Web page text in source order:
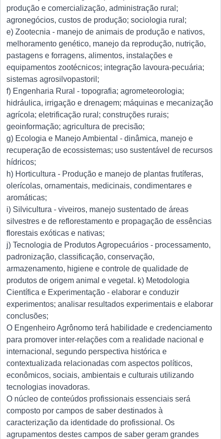
produção e comercialização, administração rural;
agronegócios, custos de produção; sociologia rural;
e) Zootecnia - manejo de animais de produção e nativos,
melhoramento genético, manejo da reprodução, nutrição,
pastagens e forragens, alimentos, instalações e
equipamentos zootécnicos; integração lavoura-pecuária;
sistemas agrosilvopastoril;
f) Engenharia Rural - topografia; agrometeorologia;
hidráulica, irrigação e drenagem; máquinas e mecanização
agrícola; eletrificação rural; construções rurais;
geoinformação; agricultura de precisão;
g) Ecologia e Manejo Ambiental - dinâmica, manejo e
recuperação de ecossistemas; uso sustentável de recursos
hídricos;
h) Horticultura - Produção e manejo de plantas frutíferas,
olerícolas, ornamentais, medicinais, condimentares e
aromáticas;
i) Silvicultura - viveiros, manejo sustentado de áreas
silvestres e de reflorestamento e propagação de essências
florestais exóticas e nativas;
j) Tecnologia de Produtos Agropecuários - processamento,
padronização, classificação, conservação,
armazenamento, higiene e controle de qualidade de
produtos de origem animal e vegetal. k) Metodologia
Científica e Experimentação - elaborar e conduzir
experimentos; analisar resultados experimentais e elaborar
conclusões;
O Engenheiro Agrônomo terá habilidade e credenciamento
para promover inter-relações com a realidade nacional e
internacional, segundo perspectiva histórica e
contextualizada relacionadas com aspectos políticos,
econômicos, sociais, ambientais e culturais utilizando
tecnologias inovadoras.
O núcleo de conteúdos profissionais essenciais será
composto por campos de saber destinados à
caracterização da identidade do profissional. Os
agrupamentos destes campos de saber geram grandes